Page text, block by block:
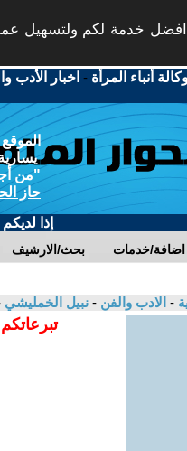
افضل خدمة لكم ولتسهيل
أنباء المرأة - اخبار الأدب
"من
حاز
إذا
بحث/الارشيف اضافة/خدمات
- الادب والفن - نبيل الخمليشي